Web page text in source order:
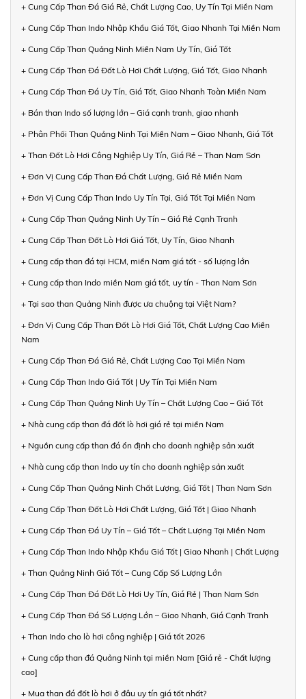
+ Cung Cấp Than Đá Giá Rẻ, Chất Lượng Cao, Uy Tín Tại Miền Nam
+ Cung Cấp Than Indo Nhập Khẩu Giá Tốt, Giao Nhanh Tại Miền Nam
+ Cung Cấp Than Quảng Ninh Miền Nam Uy Tín, Giá Tốt
+ Cung Cấp Than Đá Đốt Lò Hơi Chất Lượng, Giá Tốt, Giao Nhanh
+ Cung Cấp Than Đá Uy Tín, Giá Tốt, Giao Nhanh Toàn Miền Nam
+ Bán than Indo số lượng lớn – Giá cạnh tranh, giao nhanh
+ Phân Phối Than Quảng Ninh Tại Miền Nam – Giao Nhanh, Giá Tốt
+ Than Đốt Lò Hơi Công Nghiệp Uy Tín, Giá Rẻ – Than Nam Sơn
+ Đơn Vị Cung Cấp Than Đá Chất Lượng, Giá Rẻ Miền Nam
+ Đơn Vị Cung Cấp Than Indo Uy Tín Tại, Giá Tốt Tại Miền Nam
+ Cung Cấp Than Quảng Ninh Uy Tín – Giá Rẻ Cạnh Tranh
+ Cung Cấp Than Đốt Lò Hơi Giá Tốt, Uy Tín, Giao Nhanh
+ Cung cấp than đá tại HCM, miền Nam giá tốt - số lượng lớn
+ Cung cấp than Indo miền Nam giá tốt, uy tín - Than Nam Sơn
+ Tại sao than Quảng Ninh được ưa chuộng tại Việt Nam?
+ Đơn Vị Cung Cấp Than Đốt Lò Hơi Giá Tốt, Chất Lượng Cao Miền
Nam
+ Cung Cấp Than Đá Giá Rẻ, Chất Lượng Cao Tại Miền Nam
+ Cung Cấp Than Indo Giá Tốt | Uy Tín Tại Miền Nam
+ Cung Cấp Than Quảng Ninh Uy Tín – Chất Lượng Cao – Giá Tốt
+ Nhà cung cấp than đá đốt lò hơi giá rẻ tại miền Nam
+ Nguồn cung cấp than đá ổn định cho doanh nghiệp sản xuất
+ Nhà cung cấp than Indo uy tín cho doanh nghiệp sản xuất
+ Cung Cấp Than Quảng Ninh Chất Lượng, Giá Tốt | Than Nam Sơn
+ Cung Cấp Than Đốt Lò Hơi Chất Lượng, Giá Tốt | Giao Nhanh
+ Cung Cấp Than Đá Uy Tín – Giá Tốt – Chất Lượng Tại Miền Nam
+ Cung Cấp Than Indo Nhập Khẩu Giá Tốt | Giao Nhanh | Chất Lượng
+ Than Quảng Ninh Giá Tốt – Cung Cấp Số Lượng Lớn
+ Cung Cấp Than Đá Đốt Lò Hơi Uy Tín, Giá Rẻ | Than Nam Sơn
+ Cung Cấp Than Đá Số Lượng Lớn – Giao Nhanh, Giá Cạnh Tranh
+ Than Indo cho lò hơi công nghiệp | Giá tốt 2026
+ Cung cấp than đá Quảng Ninh tại miền Nam [Giá rẻ - Chất lượng
cao]
+ Mua than đá đốt lò hơi ở đâu uy tín giá tốt nhất?